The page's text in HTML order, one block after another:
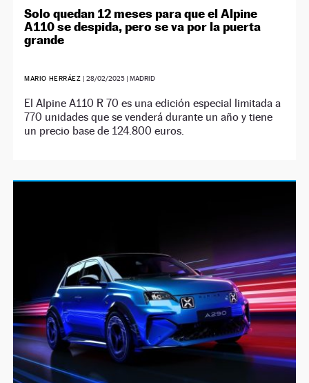
Solo quedan 12 meses para que el Alpine
A110 se despida, pero se va por la puerta
grande
MARIO HERRÁEZ | 28/02/2025| MADRID
El Alpine A110 R 70 es una edición especial limitada a
770 unidades que se venderá durante un año y tiene
un precio base de 124.800 euros.